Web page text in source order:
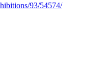
93/54574/